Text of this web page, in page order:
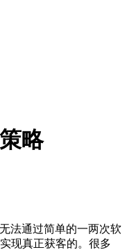
略
通过简单的一两次软
现真正获客的。很多